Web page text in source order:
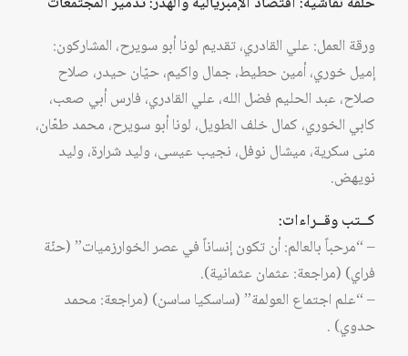
ورقة العمل: علي القادري، تقديم لونا أبو سويرح، المشاركون:
إميل خوري، أمين حطيط، جمال واكيم، حيّان حيدر، صلاح
صلاح، عبد الحليم فضل الله، علي القادري، فارس أبي صعب،
كابي الخوري، كمال خلف الطويل، لونا أبو سويرح، محمد طعّان،
منى سكرية، ميشال نوفل، نجيب عيسى، وليد شرارة، وليد
نويهض.
كــتب وقــراءات:
– “مرحباً بالعالم: أن تكون إنساناً في عصر الخوارزميات” (حنّة
فراي) (مراجعة: عثمان عثمانية).
– “علم اجتماع العولمة” (ساسكيا ساسن) (مراجعة: محمد
حدوي) .